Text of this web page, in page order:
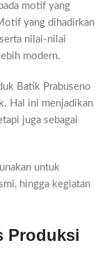
motif yang
yang dihadirkan
nilai-nilai
modern.
Batik Prabuseno
Hal ini menjadikan
juga sebagai
untuk
hingga kegiatan
Produksi